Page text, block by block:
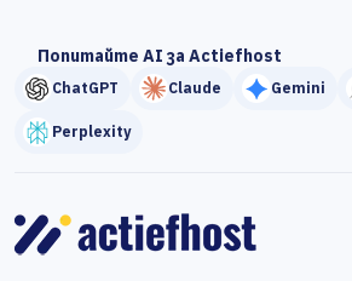
Попитайте AI за Actiefhost
ChatGPT Claude Gemini
Perplexity